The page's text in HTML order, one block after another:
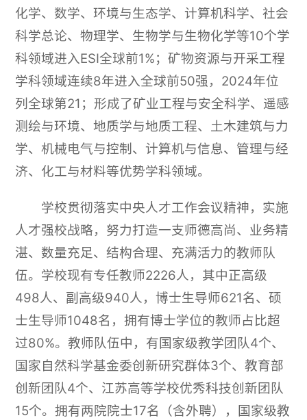
化学、数学、环境与生态学、计算机科学、社会
科学总论、物理学、生物学与生物化学等10个学
科领域进入ESI全球前1%；矿物资源与开采工程
学科领域连续8年进入全球前50强，2024年位
列全球第21；形成了矿业工程与安全科学、遥感
测绘与环境、地质学与地质工程、土木建筑与力
学、机械电气与控制、计算机与信息、管理与经
济、化工与材料等优势学科领域。
学校贯彻落实中央人才工作会议精神，实施
人才强校战略，努力打造一支师德高尚、业务精
湛、数量充足、结构合理、充满活力的教师队
伍。学校现有专任教师2226人，其中正高级
498人、副高级940人，博士生导师621名、硕
士生导师1048名，拥有博士学位的教师占比超
过80%。教师队伍中，有国家级教学团队4个、
国家自然科学基金委创新研究群体3个、教育部
创新团队4个、江苏高等学校优秀科技创新团队
15个。拥有两院院士17名（含外聘），国家级教